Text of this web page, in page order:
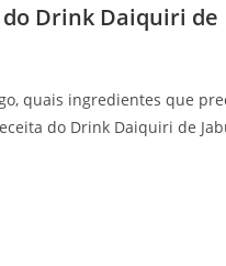
Drink Daiquiri de
quais ingredientes que
do Drink Daiquiri de